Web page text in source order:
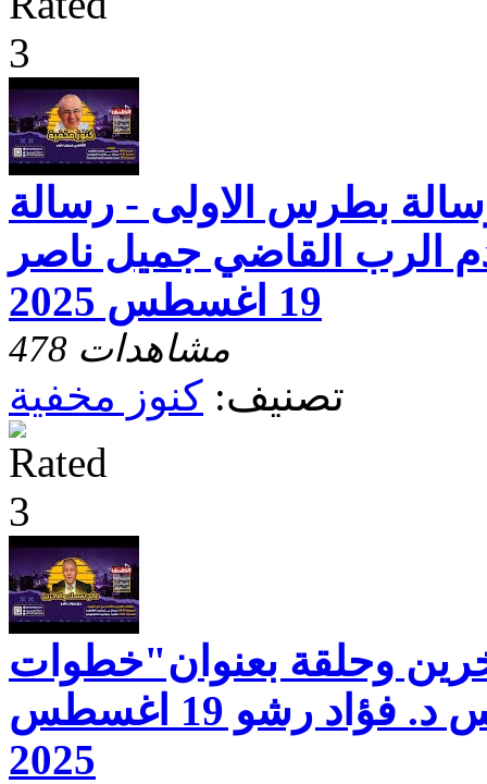
بطرس الاولى - رسالة
الرب القاضي جميل ناصر
19 اغسطس 2025
478 مشاهدات
تصنيف: كنوز مخفية
وحلقة بعنوان"خطوات
النجاح.. " مع القس د. فؤاد رشو 19 اغسطس
2025